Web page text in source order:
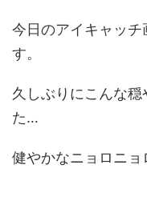
今日のアイキャッ
す。
久しぶりにこんな
た…
健やかなニョロニ